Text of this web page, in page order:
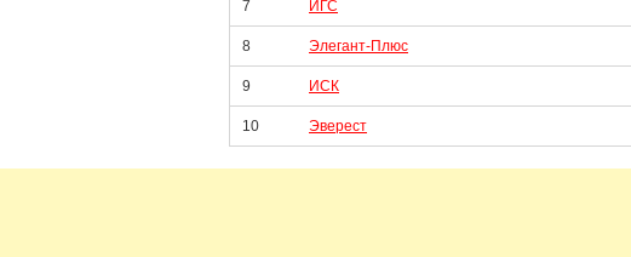
7 ИГС
8 Элегант-Плюс
9 ИСК
10 Эверест